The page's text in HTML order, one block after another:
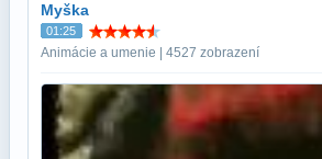
Myška
01:25
Animácie a umenie | 4527 zobrazení